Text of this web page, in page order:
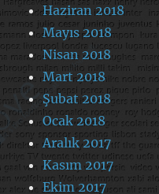
Haziran 2018
Mayıs 2018
Nisan 2018
Mart 2018
Şubat 2018
Ocak 2018
Aralık 2017
Kasım 2017
Ekim 2017